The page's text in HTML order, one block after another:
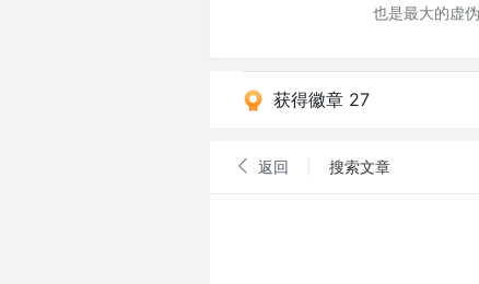
也是最大的虚伪
获得徽章 27
返回 搜索文章